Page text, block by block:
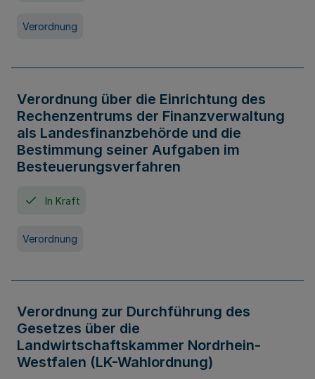
Verordnung
Verordnung über die Einrichtung des
Rechenzentrums der Finanzverwaltung
als Landesfinanzbehörde und die
Bestimmung seiner Aufgaben im
Besteuerungsverfahren
In Kraft
Verordnung
Verordnung zur Durchführung des
Gesetzes über die
Landwirtschaftskammer Nordrhein-
Westfalen (LK-Wahlordnung)